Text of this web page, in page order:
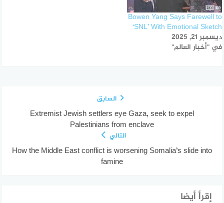
Bowen Yang Says Farewell to
‘SNL’ With Emotional Sketch
ديسمبر 21, 2025
في "أخبار العالم"
السابق
Extremist Jewish settlers eye Gaza, seek to expel
Palestinians from enclave
التالي
How the Middle East conflict is worsening Somalia’s slide into
famine
إقرأ أيضا